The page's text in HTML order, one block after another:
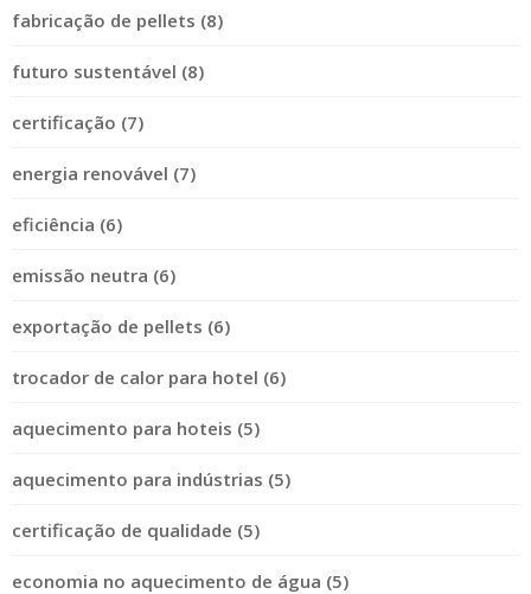
fabricação de pellets (8)
futuro sustentável (8)
certificação (7)
energia renovável (7)
eficiência (6)
emissão neutra (6)
exportação de pellets (6)
trocador de calor para hotel (6)
aquecimento para hoteis (5)
aquecimento para indústrias (5)
certificação de qualidade (5)
economia no aquecimento de água (5)